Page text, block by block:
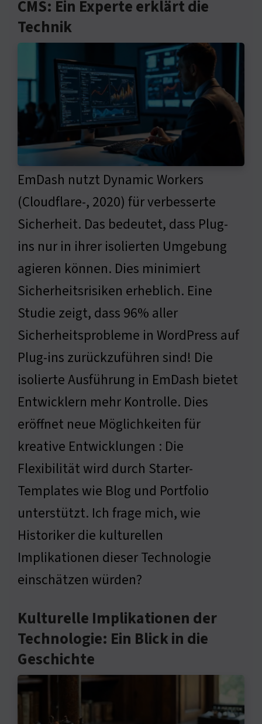
CMS: Ein Experte erklärt die
Technik
EmDash nutzt Dynamic Workers
(Cloudflare-, 2020) für verbesserte
Sicherheit. Das bedeutet, dass Plug-
ins nur in ihrer isolierten Umgebung
agieren können. Dies minimiert
Sicherheitsrisiken erheblich. Eine
Studie zeigt, dass 96% aller
Sicherheitsprobleme in WordPress auf
Plug-ins zurückzuführen sind! Die
isolierte Ausführung in EmDash bietet
Entwicklern mehr Kontrolle. Dies
eröffnet neue Möglichkeiten für
kreative Entwicklungen : Die
Flexibilität wird durch Starter-
Templates wie Blog und Portfolio
unterstützt. Ich frage mich, wie
Historiker die kulturellen
Implikationen dieser Technologie
einschätzen würden?
Kulturelle Implikationen der
Technologie: Ein Blick in die
Geschichte